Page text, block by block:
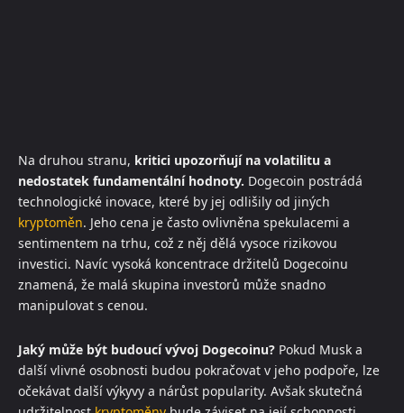
Na druhou stranu, kritici upozorňují na volatilitu a
nedostatek fundamentální hodnoty. Dogecoin postrádá
technologické inovace, které by jej odlišily od jiných
kryptoměn. Jeho cena je často ovlivněna spekulacemi a
sentimentem na trhu, což z něj dělá vysoce rizikovou
investici. Navíc vysoká koncentrace držitelů Dogecoinu
znamená, že malá skupina investorů může snadno
manipulovat s cenou.
Jaký může být budoucí vývoj Dogecoinu? Pokud Musk a
další vlivné osobnosti budou pokračovat v jeho podpoře, lze
očekávat další výkyvy a nárůst popularity. Avšak skutečná